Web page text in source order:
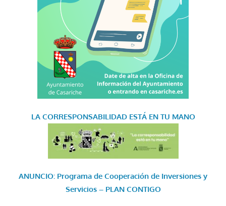
LA CORRESPONSABILIDAD ESTÁ EN TU MANO
ANUNCIO: Programa de Cooperación de Inversiones y
Servicios – PLAN CONTIGO